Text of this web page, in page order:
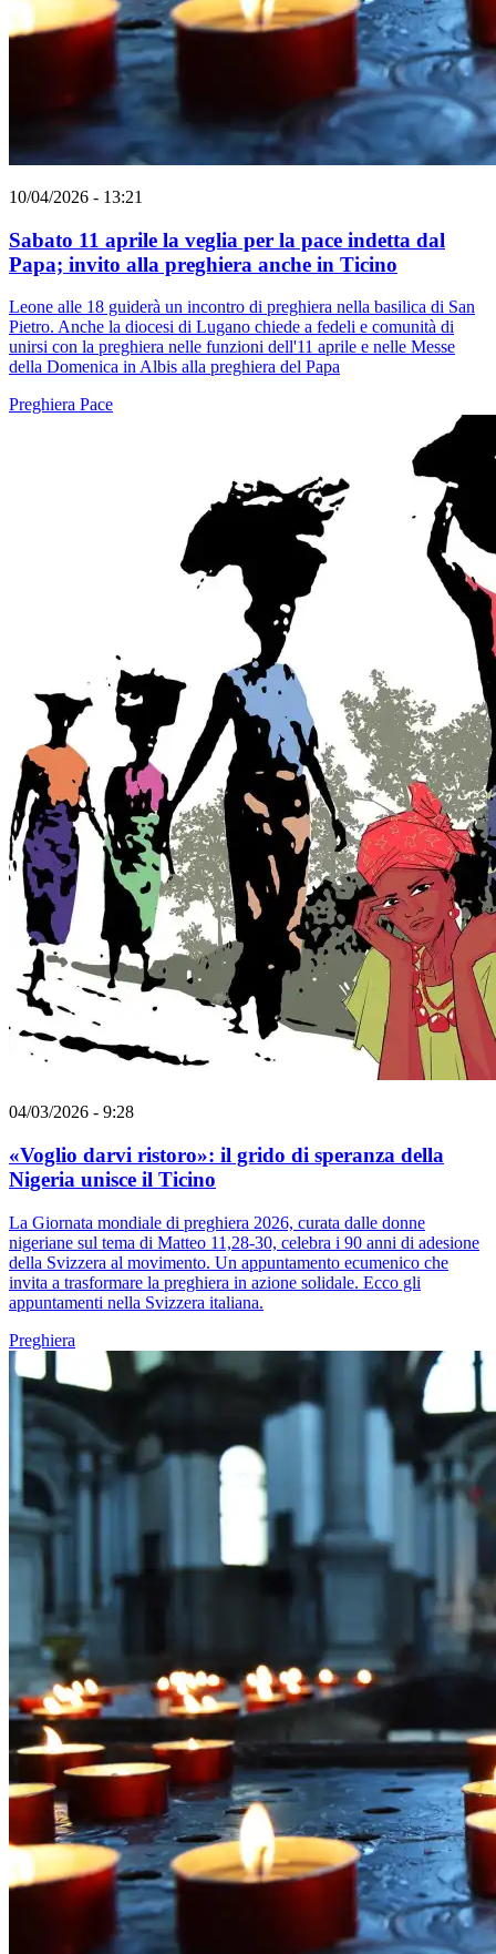
10/04/2026 - 13:21
Sabato 11 aprile la veglia per la pace indetta dal
Papa; invito alla preghiera anche in Ticino
Leone alle 18 guiderà un incontro di preghiera nella basilica di San
Pietro. Anche la diocesi di Lugano chiede a fedeli e comunità di
unirsi con la preghiera nelle funzioni dell'11 aprile e nelle Messe
della Domenica in Albis alla preghiera del Papa
Preghiera Pace
04/03/2026 - 9:28
«Voglio darvi ristoro»: il grido di speranza della
Nigeria unisce il Ticino
La Giornata mondiale di preghiera 2026, curata dalle donne
nigeriane sul tema di Matteo 11,28-30, celebra i 90 anni di adesione
della Svizzera al movimento. Un appuntamento ecumenico che
invita a trasformare la preghiera in azione solidale. Ecco gli
appuntamenti nella Svizzera italiana.
Preghiera